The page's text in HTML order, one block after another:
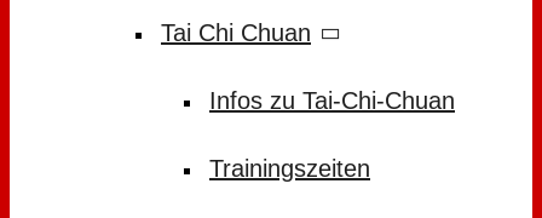
Tai Chi Chuan
Infos zu Tai-Chi-Chuan
Trainingszeiten